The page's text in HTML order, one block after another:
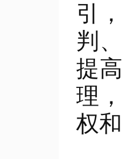
引
判
提
理
权
各